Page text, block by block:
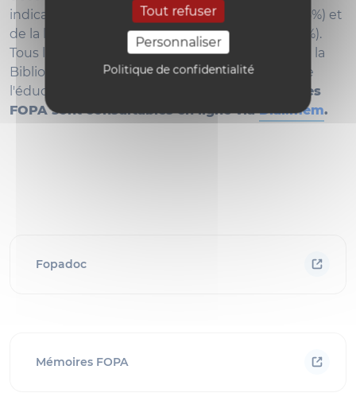
Tout refuser
Personnaliser
Politique de confidentialité
indication des mots-clés (98%), d’un résumé (85%) et
de la localisation du document au SerDEF (100%).
Tous les mémoires FOPA sont en consultation à la
Bibliothèque de Psychologie et des sciences de
l'éducation de l'UCL.
Depuis 2016, les mémoires
FOPA sont consultables en ligne viaDial.mem.
Fopadoc
Mémoires FOPA